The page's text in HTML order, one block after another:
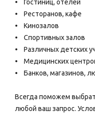
• Гостиниц, отелей
• Ресторанов, кафе
• Кинозалов
• Спортивных залов
• Различных детских
• Медицинских
• Банков, магазинов,
Всегда поможем
любой ваш запрос.